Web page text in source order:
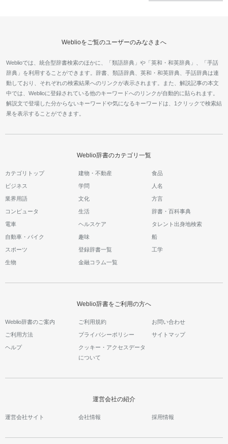
Weblioをご覧のユーザーのみなさまへ
Weblioでは、統合型辞書検索のほかに、「類語辞典」や「英和・和英辞典」、「手話
辞典」を利用することができます。辞書、類語辞典、英和・和英辞典、手話辞典は連
動しており、それぞれの検索結果へのリンクが表示されます。また、解説記事の本文
中では、Weblioに登録されている他のキーワードへのリンクが自動的に貼られます。
解説文で登場した分からないキーワードや気になるキーワードは、1クリックで検索結
果を表示することができます。
Weblio辞書のカテゴリ一覧
カテゴリトップ 建物・不動産 食品
ビジネス 学問 人名
業界用語 文化 方言
コンピュータ 生活 辞書・百科事典
電車 ヘルスケア タレント出身地検索
自動車・バイク 趣味 船
スポーツ 登録辞書一覧 工学
生物 金融コラム一覧
Weblio辞書をご利用の方へ
Weblio辞書のご案内 ご利用規約 お問い合わせ
ご利用方法 プライバシーポリシー サイトマップ
ヘルプ
クッキー・アクセスデータ
について
運営会社の紹介
運営会社サイト 会社情報 採用情報